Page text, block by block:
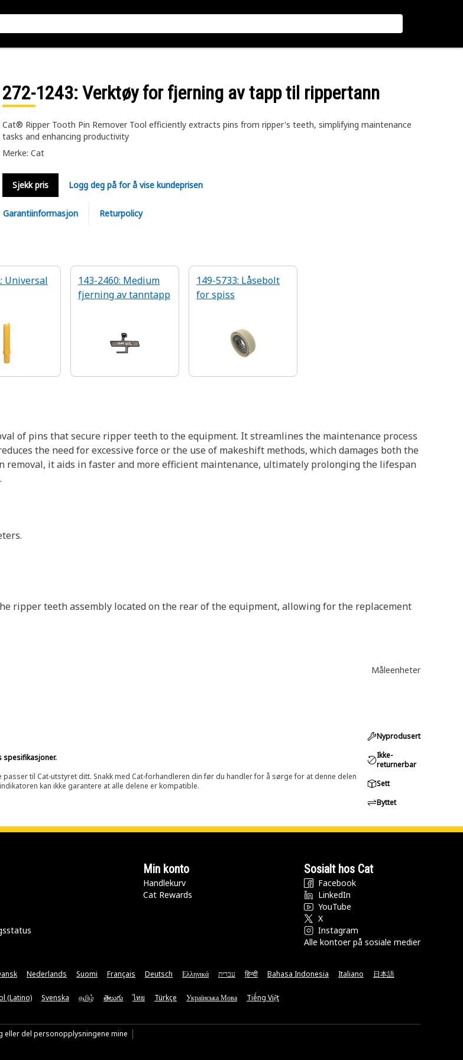
272-1243: Verktøy for fjerning av tapp til rippertann
Cat® Ripper Tooth Pin Remover Tool efficiently extracts pins from ripper's teeth, simplifying maintenance
tasks and enhancing productivity
Merke: Cat
Sjekk pris Logg deg på for å vise kundeprisen
Garantiinformasjon Returpolicy
Universal
143-2460: Medium
fjerning av tanntapp
149-5733: Låsebolt
for spiss
of pins that secure ripper teeth to the equipment. It streamlines the maintenance process
the need for excessive force or the use of makeshift methods, which damages both the
it aids in faster and more efficient maintenance, ultimately prolonging the lifespan
ripper teeth assembly located on the rear of the equipment, allowing for the replacement
Måleenheter
spesifikasjoner.
til Cat-utstyret ditt. Snakk med Cat-forhandleren din før du handler for å sørge for at denne delen
kan ikke garantere at alle delene er kompatible.
Nyprodusert
Ikke-
returnerbar
Sett
Byttet
Min konto
Handlekurv
Cat Rewards
Sosialt hos Cat
Facebook
LinkedIn
YouTube
X
Instagram
Alle kontoer på sosiale medier
Nederlands Suomi Français Deutsch Ελληνικά עברית हिन्दी Bahasa Indonesia Italiano 日本語
(Latino) Svenska தமிழ் తెలుగు ไทย Türkçe Українська Мова Tiếng Việt
eller del personopplysningene mine